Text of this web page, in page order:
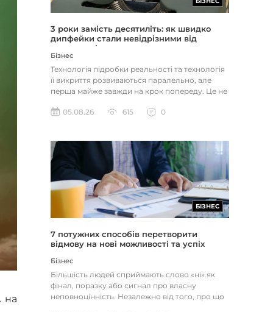
на
3 роки замість десятиліть: як швидко
дипфейки стали невідрізними від
реальності
Бізнес
Технологія підробки реальності та технологія
її викриття розвиваються паралельно, але
перша майже завжди на крок попереду. Це не
05.08.26
615 0
БІЗНЕС
7 потужних способів перетворити
відмову на нові можливості та успіх
Бізнес
Більшість людей сприймають слово «ні» як
фінал, поразку або сигнал про власну
неповноцінність. Незалежно від того, про що